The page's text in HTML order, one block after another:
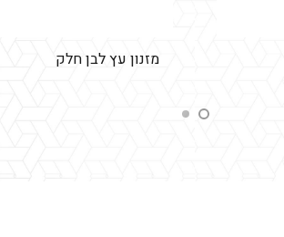
מזנון עץ לבן חלק